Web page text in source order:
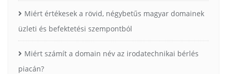
Miért értékesek a rövid, négybetűs magyar domainek
üzleti és befektetési szempontból
Miért számít a domain név az irodatechnikai bérlés
piacán?